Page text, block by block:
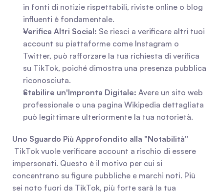
in fonti di notizie rispettabili, riviste online o blog
influenti è fondamentale.
Verifica Altri Social: Se riesci a verificare altri tuoi
account su piattaforme come Instagram o
Twitter, può rafforzare la tua richiesta di verifica
su TikTok, poiché dimostra una presenza pubblica
riconosciuta.
Stabilire un'Impronta Digitale: Avere un sito web
professionale o una pagina Wikipedia dettagliata
può legittimare ulteriormente la tua notorietà.
Uno Sguardo Più Approfondito alla "Notabilità"
impersonati. Questo è il motivo per cui si
concentrano su figure pubbliche e marchi noti. Più
sei noto fuori da TikTok, più forte sarà la tua